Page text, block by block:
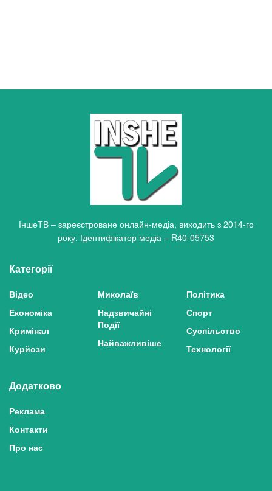
ІншеТВ – зареєстроване онлайн-медіа, виходить з 2014-го
року. Ідентифікатор медіа – R40-05753
Категорії
Відео
Економіка
Кримінал
Курйози
Миколаїв
Надзвичайні
Події
Найважливіше
Політика
Спорт
Суспільство
Технології
Додатково
Реклама
Контакти
Про нас